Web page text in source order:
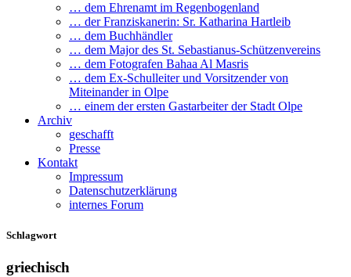
… dem Ehrenamt im Regenbogenland
… der Franziskanerin: Sr. Katharina Hartleib
… dem Buchhändler
… dem Major des St. Sebastianus-Schützenvereins
… dem Fotografen Bahaa Al Masris
… dem Ex-Schulleiter und Vorsitzender von
Miteinander in Olpe
… einem der ersten Gastarbeiter der Stadt Olpe
Archiv
geschafft
Presse
Kontakt
Impressum
Datenschutzerklärung
internes Forum
Schlagwort
griechisch